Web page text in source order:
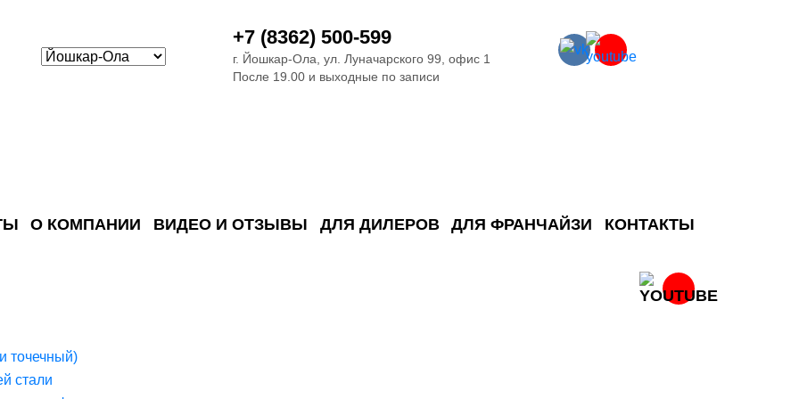
+7 (8362) 500-599
г. Йошкар-Ола, ул. Луначарского 99, офис 1
После 19.00 и выходные по записи
О КОМПАНИИ ВИДЕО И ОТЗЫВЫ ДЛЯ ДИЛЕРОВ ДЛЯ ФРАНЧАЙЗИ КОНТАКТЫ
точечный)
стали